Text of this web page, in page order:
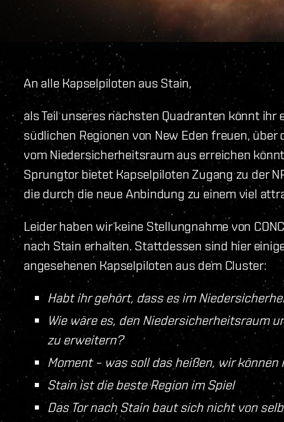
An alle Kapselpiloten aus Stain,
als Teil unseres nächsten Quadranten könnt ihr
südlichen Regionen von New Eden freuen,
vom Niedersicherheitsraum aus erreichen
Sprungtor bietet Kapselpiloten Zugang zu der
die durch die neue Anbindung zu einem viel
Leider haben wir keine Stellungnahme von
nach Stain erhalten. Stattdessen sind hier
angesehenen Kapselpiloten aus dem Cluster:
Habt ihr gehört, dass es im
Wie wäre es, den Niedersicherheitsraum
zu erweitern?
Moment – was soll das heißen, wir
Stain ist die beste Region im Spiel
Das Tor nach Stain baut sich nicht von